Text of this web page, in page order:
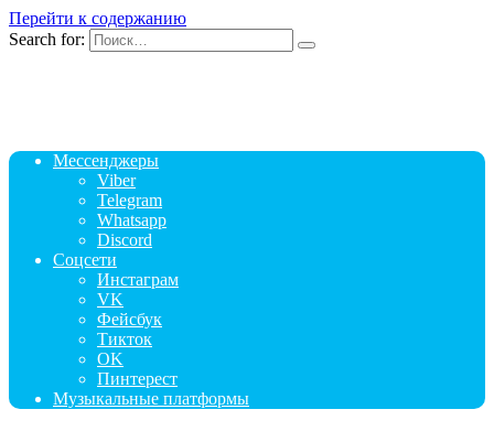
Перейти к содержанию
Search for:
Мессенджеры
Viber
Telegram
Whatsapp
Discord
Соцсети
Инстаграм
VK
Фейсбук
Тикток
OK
Пинтерест
Музыкальные платформы